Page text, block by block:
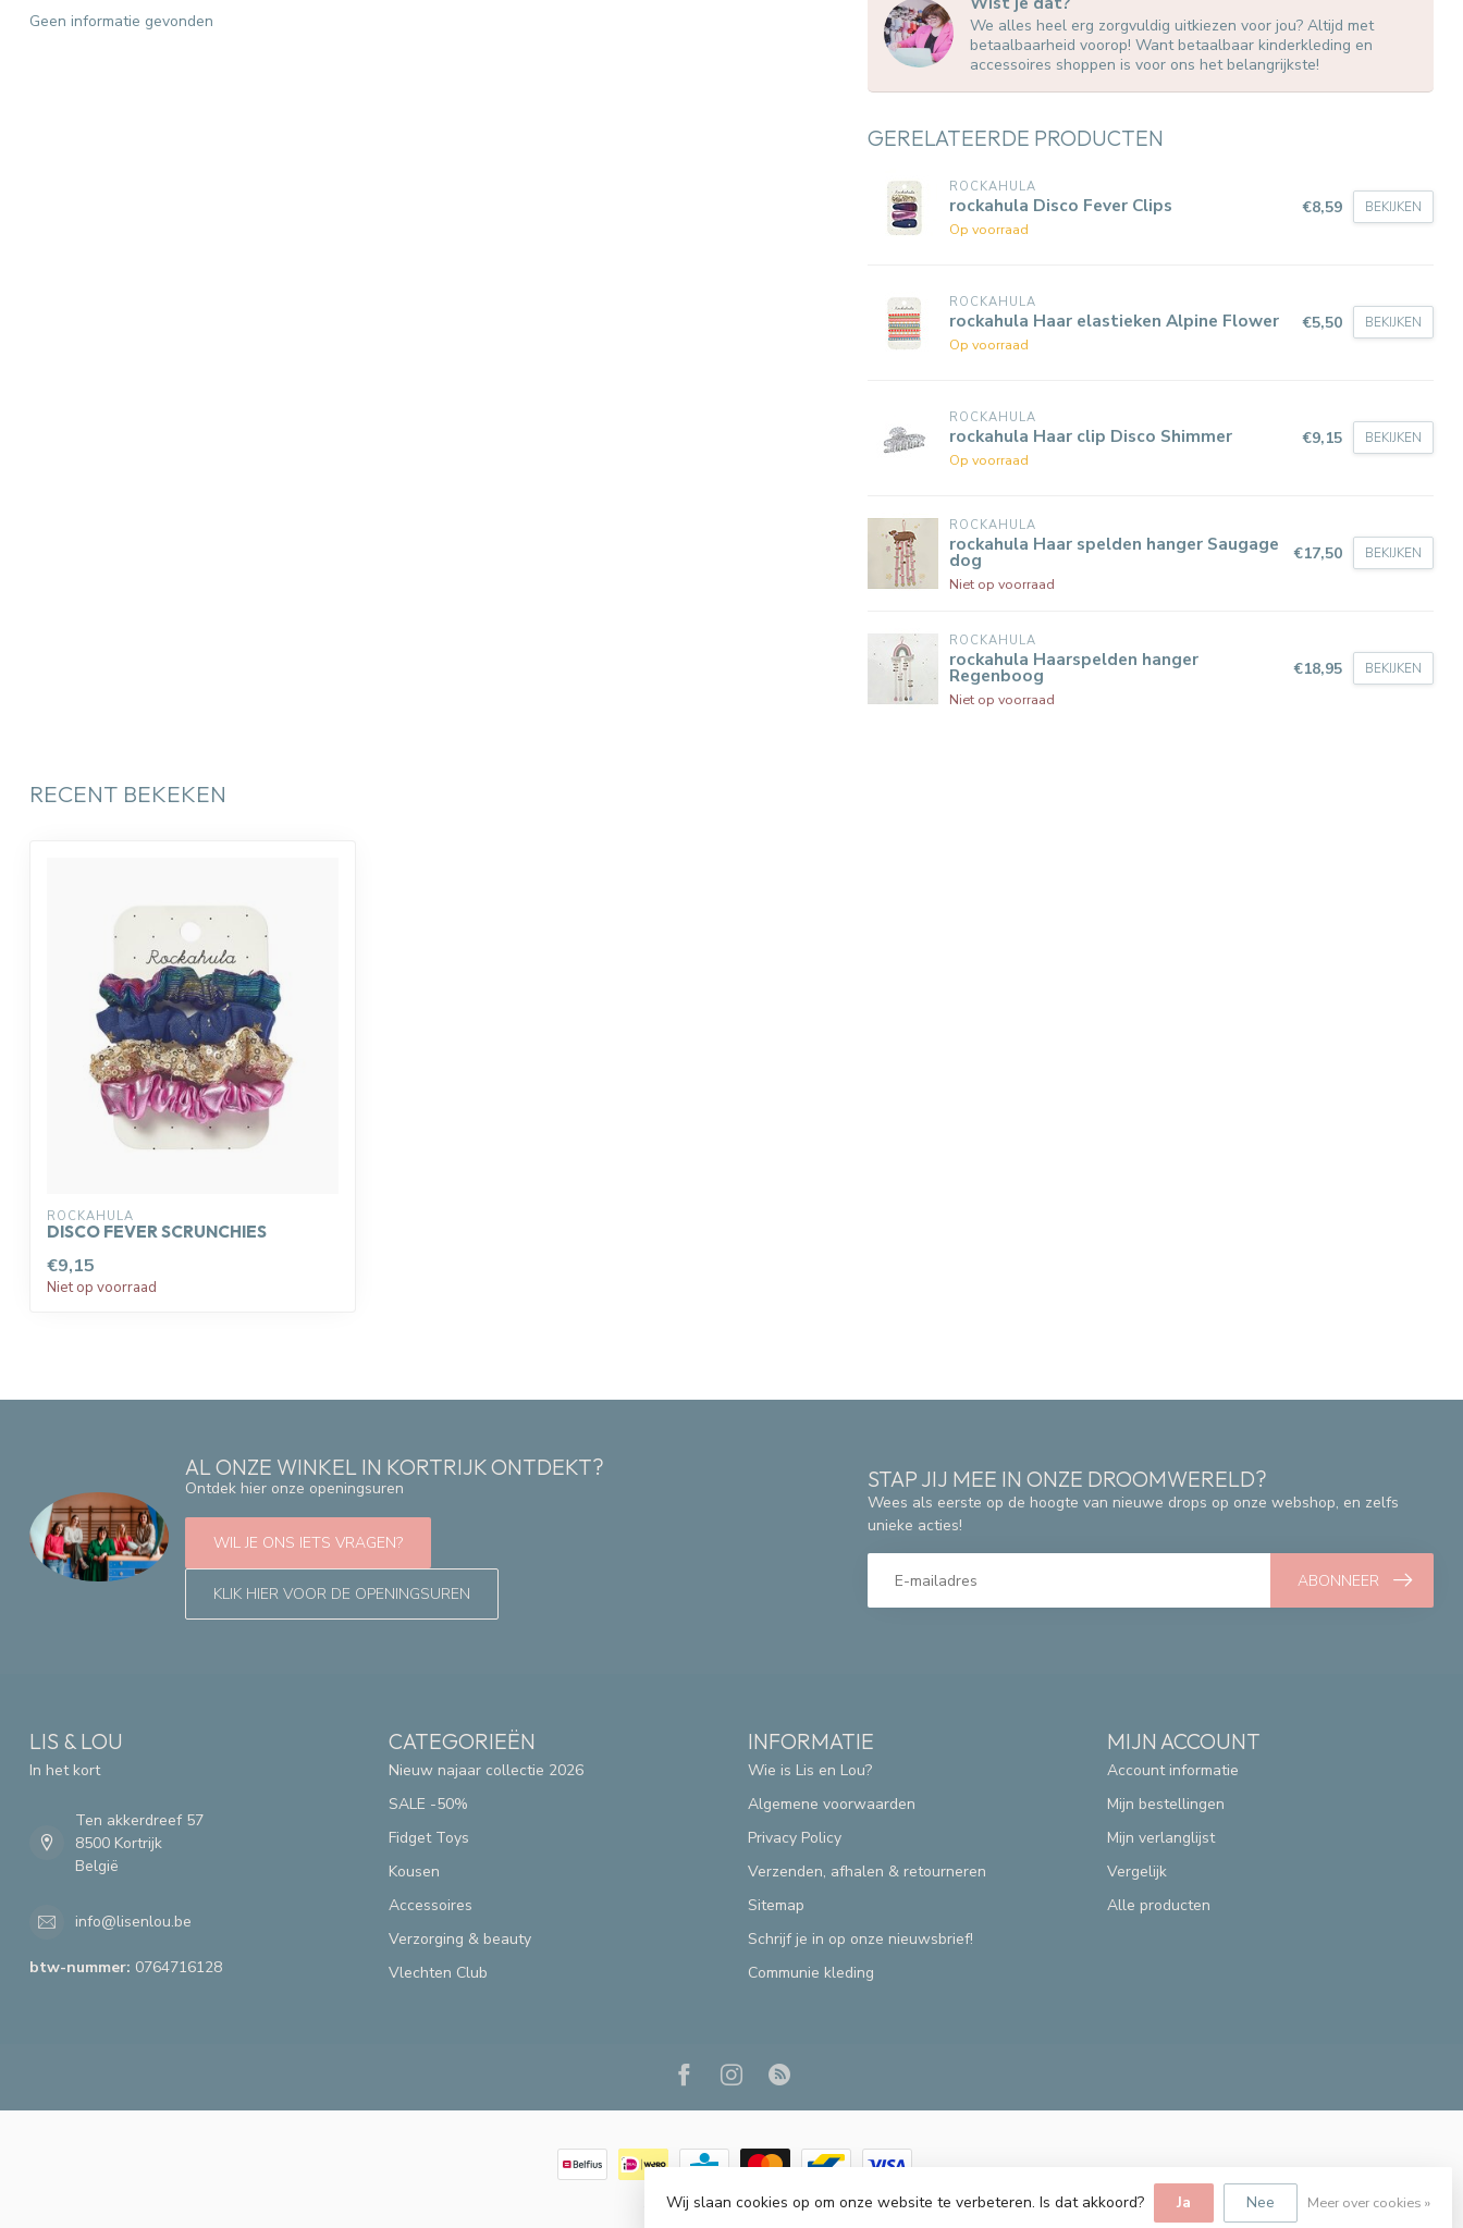
Geen informatie gevonden
We alles heel erg zorgvuldig uitkiezen voor jou? Altijd met
betaalbaarheid voorop! Want betaalbaar kinderkleding en
accessoires shoppen is voor ons het belangrijkste!
GERELATEERDE PRODUCTEN
ROCKAHULA
rockahula Disco Fever Clips
Op voorraad
€8,59 BEKIJKEN
ROCKAHULA
rockahula Haar elastieken Alpine Flower
Op voorraad
€5,50 BEKIJKEN
ROCKAHULA
rockahula Haar clip Disco Shimmer
Op voorraad
€9,15 BEKIJKEN
ROCKAHULA
rockahula Haar spelden hanger Saugage
dog
Niet op voorraad
€17,50 BEKIJKEN
ROCKAHULA
rockahula Haarspelden hanger
Regenboog
Niet op voorraad
€18,95 BEKIJKEN
RECENT BEKEKEN
ROCKAHULA
DISCO FEVER SCRUNCHIES
€9,15
Niet op voorraad
AL ONZE WINKEL IN KORTRIJK ONTDEKT?
Ontdek hier onze openingsuren
WIL JE ONS IETS VRAGEN?
KLIK HIER VOOR DE OPENINGSUREN
STAP JIJ MEE IN ONZE DROOMWERELD?
Wees als eerste op de hoogte van nieuwe drops op onze webshop, en zelfs
unieke acties!
ABONNEER
LIS & LOU
In het kort
Ten akkerdreef 57
8500 Kortrijk
België
info@lisenlou.be
btw-nummer: 0764716128
CATEGORIEËN
Nieuw najaar collectie 2026
SALE -50%
Fidget Toys
Kousen
Accessoires
Verzorging & beauty
Vlechten Club
INFORMATIE
Wie is Lis en Lou?
Algemene voorwaarden
Privacy Policy
Verzenden, afhalen & retourneren
Sitemap
Schrijf je in op onze nieuwsbrief!
Communie kleding
MIJN ACCOUNT
Account informatie
Mijn bestellingen
Mijn verlanglijst
Vergelijk
Alle producten
© Copyright 2026 Lis & Lou
Wij slaan cookies op om onze website te verbeteren. Is dat akkoord? Ja Nee Meer over cookies »